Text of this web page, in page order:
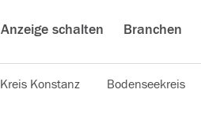
Anzeige schalten Branchen
Kreis Konstanz Bodenseekreis